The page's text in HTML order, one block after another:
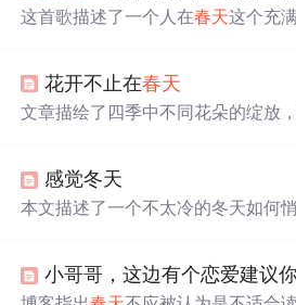
这首歌描述了一个人在春天这个充
极向上的心态，坚信通过努力可以
花开不止在春天
文章描绘了四季中不同花朵的绽放
使一时的光芒消退，也能找到新的
惊喜。文章以梅花的坚韧精神为引
感觉冬天
本文描述了一个不太冷的冬天如何
小哥哥，这边有个恋爱建议